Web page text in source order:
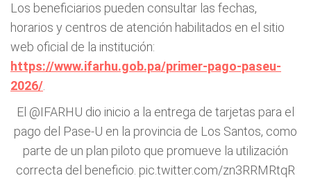
Los beneficiarios pueden consultar las fechas,
horarios y centros de atención habilitados en el sitio
web oficial de la institución:
https://www.ifarhu.gob.pa/primer-pago-paseu-
2026/
El @IFARHU dio inicio a la entrega de tarjetas para el
pago del Pase-U en la provincia de Los Santos, como
parte de un plan piloto que promueve la utilización
correcta del beneficio. pic.twitter.com/zn3RRMRtqR